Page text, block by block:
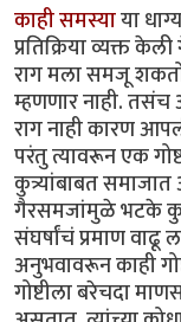
काही समस्याया
प्रतिक्रिया व्यक्त
राग मला समजू
म्हणणार नाही. तसंच
राग नाही कारण
परंतु त्यावरून एक
कुत्र्यांबाबत
गैरसमजांमुळे भटके
संघर्षांचं प्रमाण वाढू
अनुभवावरून काही
गोष्टीला बरेचदा